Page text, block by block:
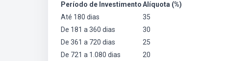
Período de InvestimentoAlíquota (%)
Até 180 dias
35
De 181 a 360 dias
30
De 361 a 720 dias
25
De 721 a 1.080 dias
20